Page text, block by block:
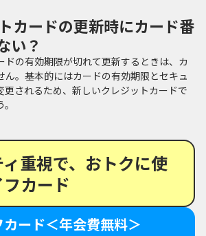
カードの更新時にカード番
い？
ドの有効期限が切れて更新するときは、カ
ん。基本的にはカードの有効期限とセキュ
更されるため、新しいクレジットカードで
重視で、おトクに使
カード
カード＜年会費無料＞